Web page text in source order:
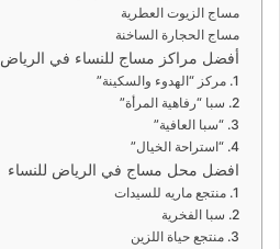
مساج الزيوت العطرية
مساج الحجارة الساخنة
أفضل مراكز مساج للنساء في الرياض
1. مركز “الهدوء والسكينة”
2. سبا “رفاهية المرأة”
3. “سبا العافية”
4. “استراحة الخيال”
افضل محل مساج في الرياض للنساء
1. منتجع ماريه للسيدات
2. سبا الفخرية
3. منتجع حياة اللزين